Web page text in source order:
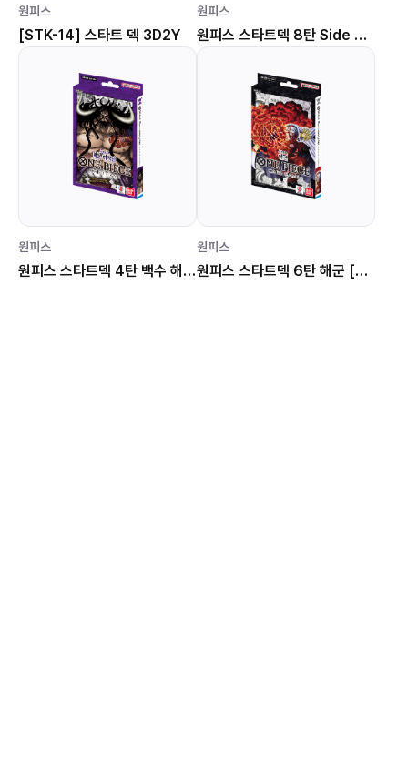
원피스
[STK-14] 스타트 덱 3D2Y
원피스
원피스 스타트덱 8탄 Side 몽키 D. 루피 [STK-08]
원피스
원피스 스타트덱 4탄 백수 해적단 [STK-04]
원피스
원피스 스타트덱 6탄 해군 [STK-06]